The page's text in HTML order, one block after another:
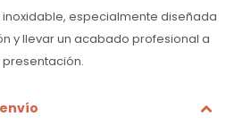
especialmente diseñada
y llevar un acabado profesional a